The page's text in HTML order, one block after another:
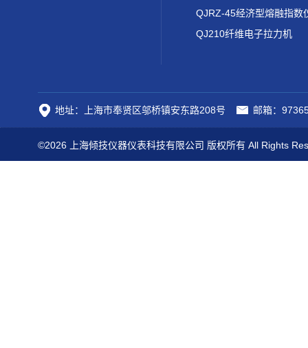
QJRZ-45经济型熔融指数
QJ210纤维电子拉力机
地址：上海市奉贤区邬桥镇安东路208号 邮箱：
©2026 上海倾技仪器仪表科技有限公司 版权所有 All Rights